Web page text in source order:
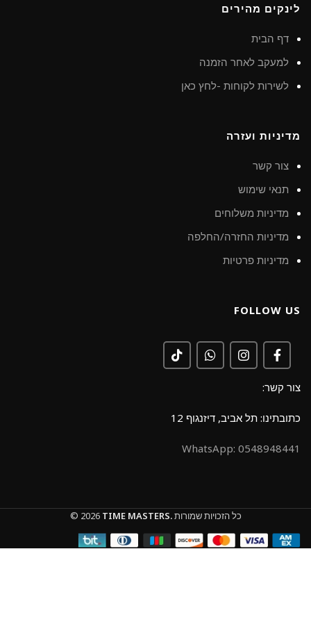
לינקים מהירים
דף הבית
למעקב לאחר הזמנה
לשירות לקוחות -לחץ כאן
מדיניות ועזרה
צור קשר
תנאי שימוש
מדיניות משלוחים
מדיניות החזרה/החלפה
מדיניות פרטיות
FOLLOW US
צור קשר:
כתובתינו: תל אביב, דיזנגוף 12
0548948441 :WhatsApp
© 2026 TIME MASTERS.כל הזכויות שמורות